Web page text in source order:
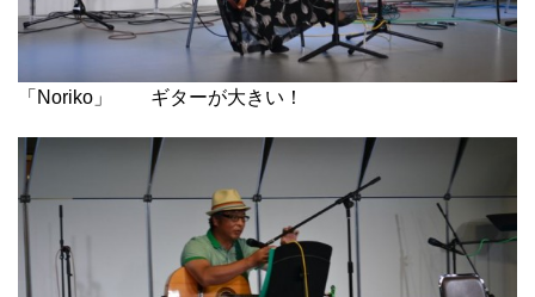
「Noriko」 ギターが大きい！